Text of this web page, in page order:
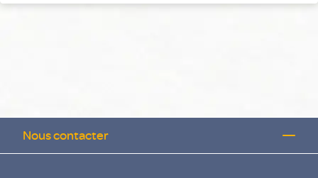
Nous contacter